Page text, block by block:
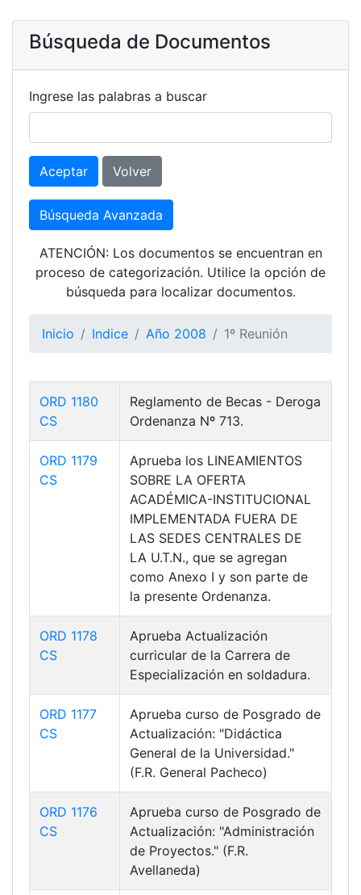
Búsqueda de Documentos
Ingrese las palabras a buscar
Aceptar Volver
Búsqueda Avanzada
ATENCIÓN: Los documentos se encuentran en
proceso de categorización. Utilice la opción de
búsqueda para localizar documentos.
Inicio Indice Año 2008 1º Reunión
ORD 1180
CS
Reglamento de Becas - Deroga
Ordenanza Nº 713.
ORD 1179
CS
Aprueba los LINEAMIENTOS
SOBRE LA OFERTA
ACADÉMICA-INSTITUCIONAL
IMPLEMENTADA FUERA DE
LAS SEDES CENTRALES DE
LA U.T.N., que se agregan
como Anexo I y son parte de
la presente Ordenanza.
ORD 1178
CS
Aprueba Actualización
curricular de la Carrera de
Especialización en soldadura.
ORD 1177
CS
Aprueba curso de Posgrado de
Actualización: "Didáctica
General de la Universidad."
(F.R. General Pacheco)
ORD 1176
CS
Aprueba curso de Posgrado de
Actualización: "Administración
de Proyectos." (F.R.
Avellaneda)